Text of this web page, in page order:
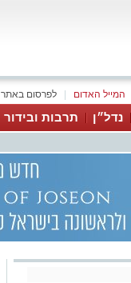
לפרסום באתר המייל האדום
נדל״ן תרבות ובידור